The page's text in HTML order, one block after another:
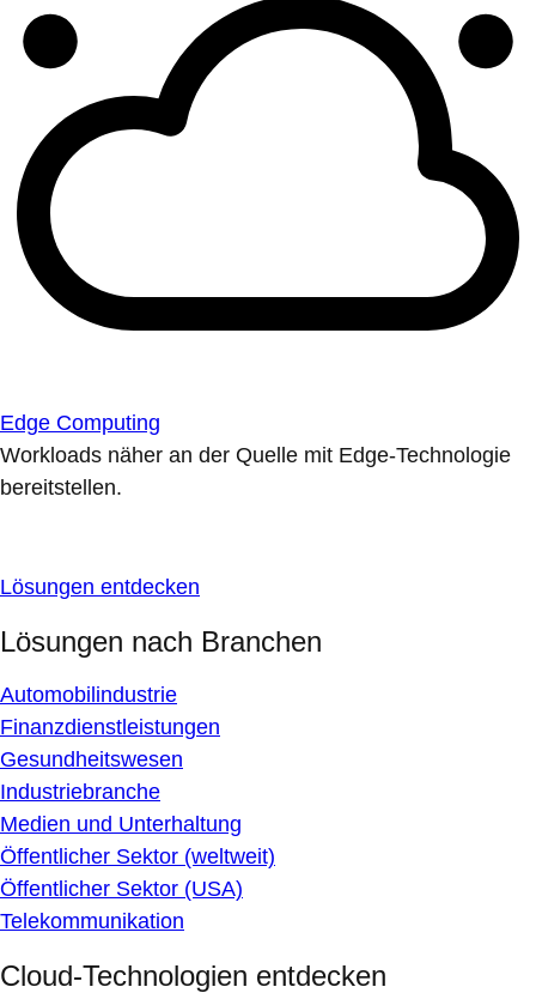
Edge Computing
Workloads näher an der Quelle mit Edge-Technologie
bereitstellen.
Lösungen entdecken
Lösungen nach Branchen
Automobilindustrie
Finanzdienstleistungen
Gesundheitswesen
Industriebranche
Medien und Unterhaltung
Öffentlicher Sektor (weltweit)
Öffentlicher Sektor (USA)
Telekommunikation
Cloud-Technologien entdecken